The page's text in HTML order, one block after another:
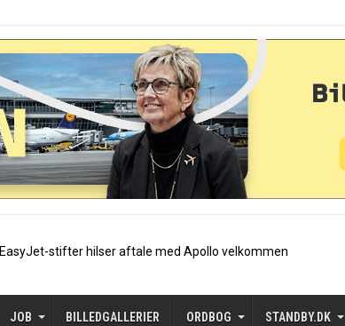
Air France etablerer A320-
JOB BILLEDGALLERIER ORDBOG STANDBY.DK